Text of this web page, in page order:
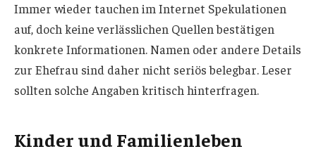
Immer wieder tauchen im Internet Spekulationen
auf, doch keine verlässlichen Quellen bestätigen
konkrete Informationen. Namen oder andere Details
zur Ehefrau sind daher nicht seriös belegbar. Leser
sollten solche Angaben kritisch hinterfragen.
Kinder und Familienleben